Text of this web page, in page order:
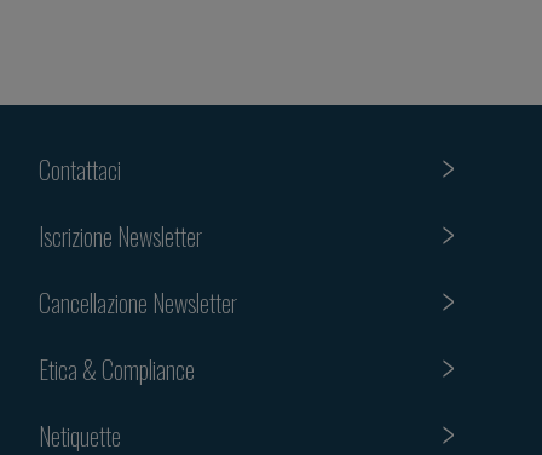
Contattaci
Iscrizione Newsletter
Cancellazione Newsletter
Etica & Compliance
Netiquette